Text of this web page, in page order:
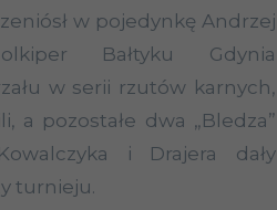
w pojedynkę Andrzej
Bałtyku Gdynia
w serii rzutów karnych,
a pozostałe dwa „Bledza”
i Drajera dały
turnieju.